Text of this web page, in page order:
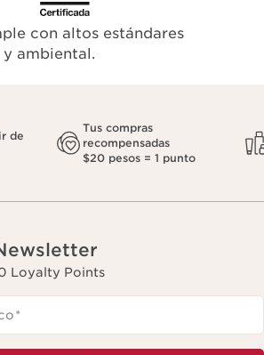
con altos estándares
ambiental.
de
Tus compras
recompensadas
$20 pesos = 1 punto
Loyalty Points
*